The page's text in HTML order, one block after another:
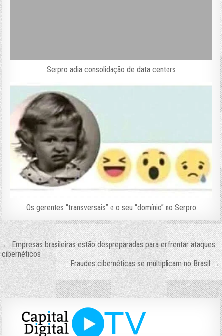
Serpro adia consolidação de data centers
Os gerentes “transversais” e o seu “domínio” no Serpro
Navegação
de
Post
← Empresas brasileiras estão despreparadas para enfrentar ataques
cibernéticos
Fraudes cibernéticas se multiplicam no Brasil →